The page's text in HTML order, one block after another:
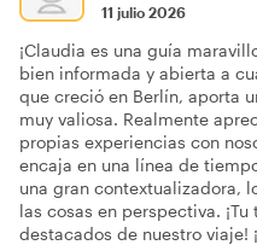
11 julio 2026
¡Claudia es una guía
bien informada y abierta a
que creció en Berlín, aporta
muy valiosa. Realmente
propias experiencias con
encaja en una línea de
una gran contextualizadora,
las cosas en perspectiva.
destacados de nuestro viaje!